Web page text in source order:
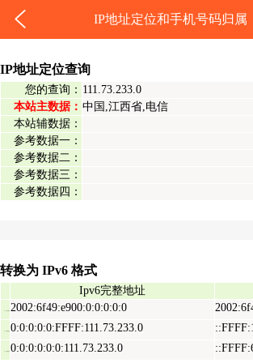
IP地址定位和手机号码归属
IP地址定位查询
您的查询： 111.73.233.0
本站主数据： 中国,江西省,电信
本站辅数据：
参考数据一：
参考数据二：
参考数据三：
参考数据四：
转换为 IPv6 格式
Ipv6完整地址
2002:6f49:e900:0:0:0:0:0
0:0:0:0:0:FFFF:111.73.233.0
0:0:0:0:0:0:111.73.233.0